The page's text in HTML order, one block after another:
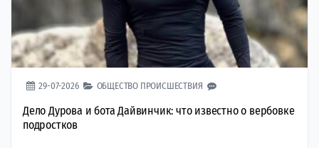
29-07-2026 ОБЩЕСТВО ПРОИСШЕСТВИЯ
Дело Дурова и бота Дайвинчик: что известно о вербовке
подростков